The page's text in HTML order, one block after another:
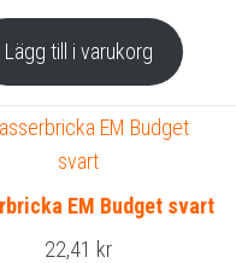
Lägg till i varukorg
EM Budget svart
22,41 kr